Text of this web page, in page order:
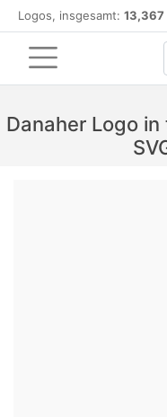
Logos, insgesamt: 13,367
Danaher Logo